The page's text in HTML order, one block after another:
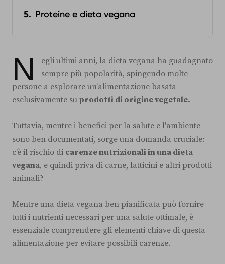
Proteine e dieta vegana
N
egli ultimi anni, la dieta vegana ha guadagnato
sempre più popolarità, spingendo molte
persone a esplorare un'alimentazione basata
esclusivamente su prodotti di origine vegetale.
Tuttavia, mentre i benefici per la salute e l'ambiente
sono ben documentati, sorge una domanda cruciale:
c'è il rischio di carenze nutrizionali in una dieta
vegana, e quindi priva di carne, latticini e altri prodotti
animali?
Mentre una dieta vegana ben pianificata può fornire
tutti i nutrienti necessari per una salute ottimale, è
essenziale comprendere gli elementi chiave di questa
alimentazione per evitare possibili carenze.